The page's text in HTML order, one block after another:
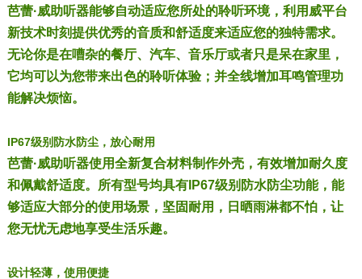
芭蕾·威助听器能够自动适应您所处的聆听环境，利用威平台
新技术时刻提供优秀的音质和舒适度来适应您的独特需求。
无论你是在嘈杂的餐厅、汽车、音乐厅或者只是呆在家里，
它均可以为您带来出色的聆听体验；并全线增加耳鸣管理功
能解决烦恼。
IP67级别防水防尘，放心耐用
芭蕾·威助听器使用全新复合材料制作外壳，有效增加耐久度
和佩戴舒适度。所有型号均具有IP67级别防水防尘功能，能
够适应大部分的使用场景，坚固耐用，日晒雨淋都不怕，让
您无忧无虑地享受生活乐趣。
设计轻薄，使用便捷